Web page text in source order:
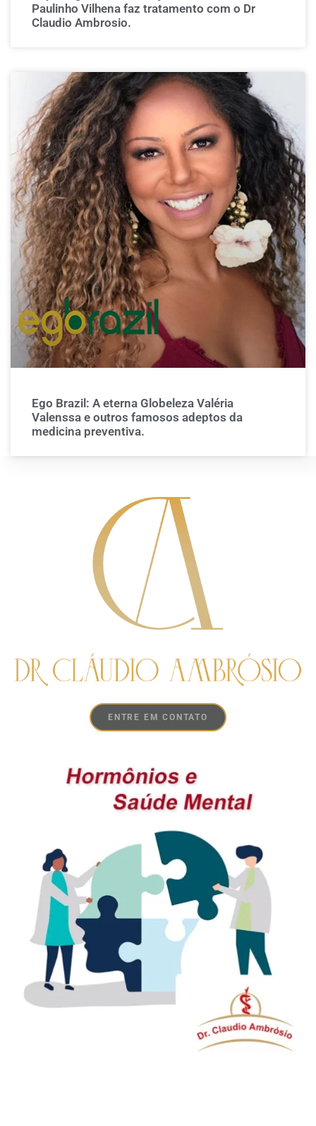
Paulinho Vilhena faz tratamento com o Dr
Claudio Ambrosio.
Ego Brazil: A eterna Globeleza Valéria
Valenssa e outros famosos adeptos da
medicina preventiva.
ENTRE EM CONTATO